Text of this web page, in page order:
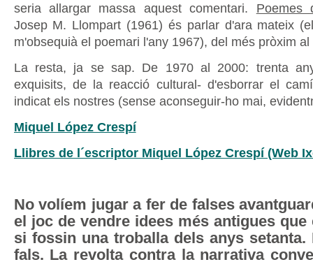
seria allargar massa aquest comentari. Poemes
Josep M. Llompart (1961) és parlar d'ara mateix
m'obsequià el poemari l'any 1967), del més pròxim al
La resta, ja se sap. De 1970 al 2000: trenta
exquisits, de la reacció cultural- d'esborrar el
indicat els nostres (sense aconseguir-ho mai,
Miquel López Crespí
Llibres de l´escriptor Miquel López Crespí (Web
No volíem jugar a fer de falses
el joc de vendre idees més antigues
si fossin una troballa dels anys setanta.
fals. La revolta contra la narrativa